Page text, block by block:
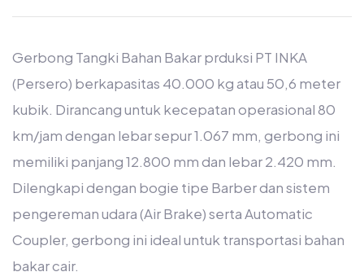
Gerbong Tangki Bahan Bakar prduksi PT INKA
(Persero) berkapasitas 40.000 kg atau 50,6 meter
kubik. Dirancang untuk kecepatan operasional 80
km/jam dengan lebar sepur 1.067 mm, gerbong ini
memiliki panjang 12.800 mm dan lebar 2.420 mm.
Dilengkapi dengan bogie tipe Barber dan sistem
pengereman udara (Air Brake) serta Automatic
Coupler, gerbong ini ideal untuk transportasi bahan
bakar cair.